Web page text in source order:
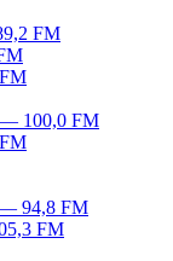
FM
— 100,0 FM
— 94,8 FM
FM